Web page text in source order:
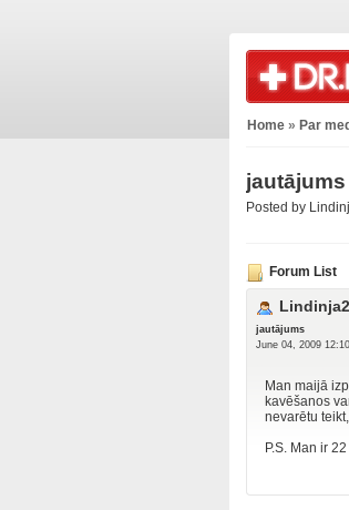
Home » Par
jautājums
Posted by
Forum List
jautājums
June 04, 2009
Man maijā
kavēšanos
nevarētu
P.S. Man ir